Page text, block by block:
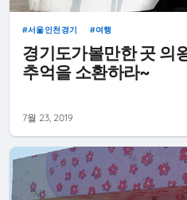
서울인천경기 여행
경기도가볼만한 곳 의
추억을 소환하라~
7월 23, 2019